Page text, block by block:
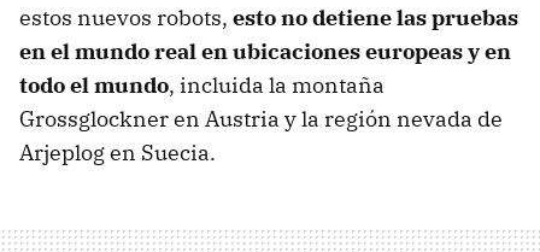
estos nuevos robots, esto no detiene las pruebas
en el mundo real en ubicaciones europeas y en
todo el mundo, incluida la montaña
Grossglockner en Austria y la región nevada de
Arjeplog en Suecia.